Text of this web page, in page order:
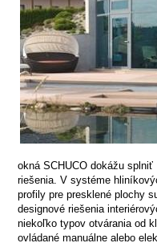
okná SCHUCO dokážu
riešenia. V systéme
profily pre presklené plochy
designové riešenia
niekoľko typov otvárania od
ovládané manuálne alebo